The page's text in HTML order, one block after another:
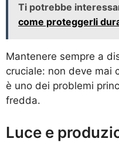
Ti potrebbe
come proteggerli
Mantenere sempre a
cruciale: non deve mai
è uno dei problemi
fredda.
Luce e